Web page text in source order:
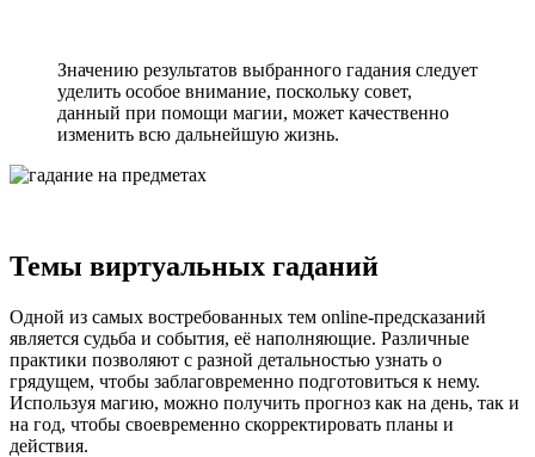
Значению результатов выбранного гадания следует
уделить особое внимание, поскольку совет,
данный при помощи магии, может качественно
изменить всю дальнейшую жизнь.
Темы виртуальных гаданий
Одной из самых востребованных тем online-предсказаний
является судьба и события, её наполняющие. Различные
практики позволяют с разной детальностью узнать о
грядущем, чтобы заблаговременно подготовиться к нему.
Используя магию, можно получить прогноз как на день, так и
на год, чтобы своевременно скорректировать планы и
действия.